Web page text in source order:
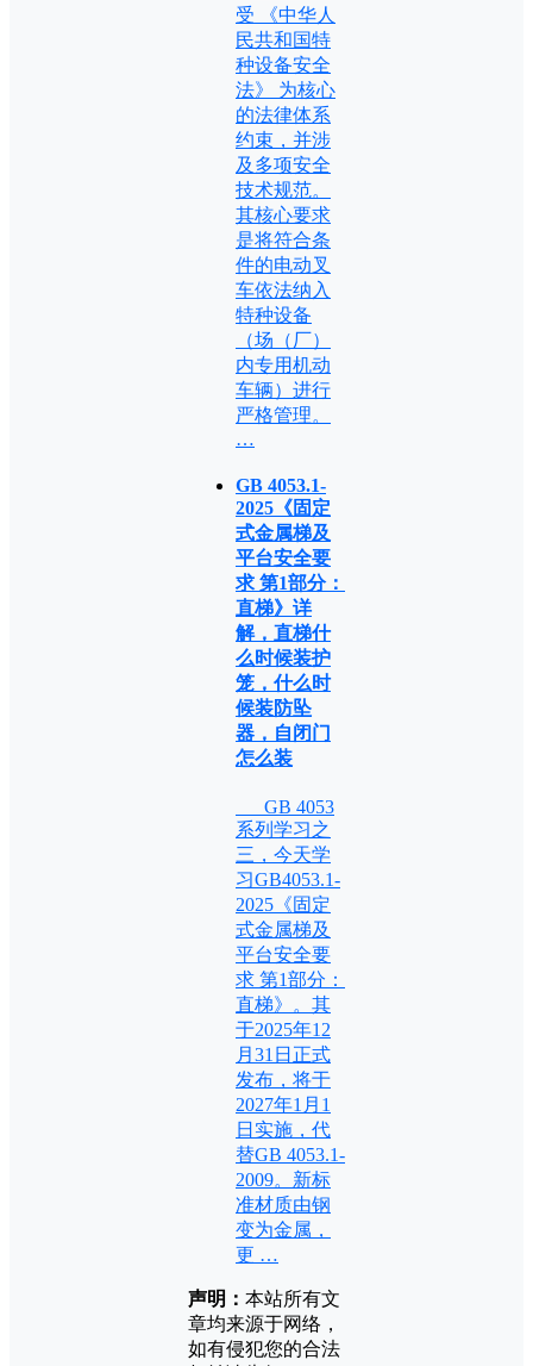
受 《中华人
民共和国特
种设备安全
法》 为核心
的法律体系
约束，并涉
及多项安全
技术规范。
其核心要求
是将符合条
件的电动叉
车依法纳入
特种设备
（场（厂）
内专用机动
车辆）进行
严格管理。
…
GB 4053.1-
2025《固定
式金属梯及
平台安全要
求 第1部分：
直梯》详
解，直梯什
么时候装护
笼，什么时
候装防坠
器，自闭门
怎么装
GB 4053
系列学习之
三，今天学
习GB4053.1-
2025《固定
式金属梯及
平台安全要
求 第1部分：
直梯》。其
于2025年12
月31日正式
发布，将于
2027年1月1
日实施，代
替GB 4053.1-
2009。新标
准材质由钢
变为金属，
更 …
声明： 本站所有文
章均来源于网络，
如有侵犯您的合法